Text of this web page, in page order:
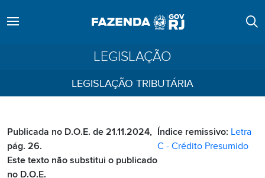
LEGISLAÇÃO
LEGISLAÇÃO TRIBUTÁRIA
Publicada no D.O.E. de 21.11.2024,
pág. 26.
Este texto não substitui o publicado
no D.O.E.
Índice remissivo: Letra
C - Crédito Presumido